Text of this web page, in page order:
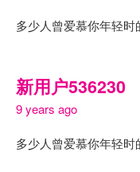
多少人曾爱慕你年轻时
新用户536230
9 years ago
多少人曾爱慕你年轻时